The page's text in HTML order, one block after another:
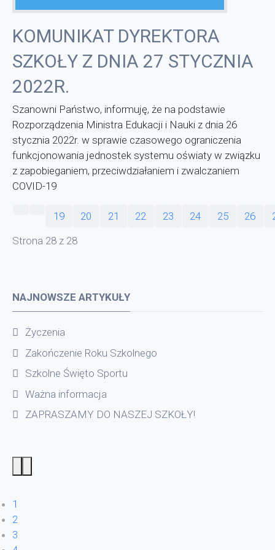
KOMUNIKAT DYREKTORA
SZKOŁY Z DNIA 27 STYCZNIA
2022R.
Szanowni Państwo, informuję, że na podstawie
Rozporządzenia Ministra Edukacji i Nauki z dnia 26
stycznia 2022r. w sprawie czasowego ograniczenia
funkcjonowania jednostek systemu oświaty w związku
z zapobieganiem, przeciwdziałaniem i zwalczaniem
COVID-19
19 20 21 22 23 24 25 26
Strona 28 z 28
NAJNOWSZE ARTYKUŁY
Życzenia
Zakończenie Roku Szkolnego
Szkolne Święto Sportu
Ważna informacja
ZAPRASZAMY DO NASZEJ SZKOŁY!
1
2
3